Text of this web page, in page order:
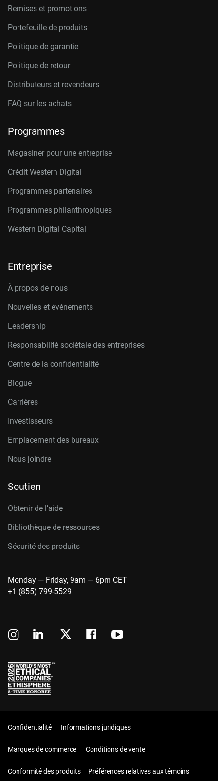
Remises et promotions
Portefeuille de produits
Politique de garantie
Politique de retour
Distributeurs et revendeurs
FAQ sur les achats
Programmes
Magasiner pour une entreprise
Crédit Western Digital
Programmes partenaires
Programmes philanthropiques
Western Digital Capital
Entreprise
À propos de nous
Nouvelles et événements
Leadership
Responsabilité sociétale des entreprises
Centre de la confidentialité
Blogue
Carrières
Investisseurs
Emplacement des bureaux
Nous joindre
Soutien
Obtenir de l’aide
Bibliothèque de ressources
Sécurité des produits
Monday — Friday, 9am — 6pm CET
+1 (855) 799-5529
Confidentialité Informations juridiques
Marques de commerce Conditions de vente
Conformité des produits Préférences relatives aux témoins